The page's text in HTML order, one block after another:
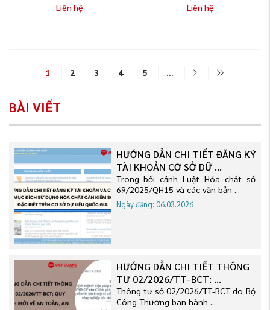
Liên hệ
– Hợp Chất ...
Liên hệ
1 2 3 4 5
BÀI VIẾT
HƯỚNG DẪN CHI TIẾT ĐĂNG KÝ
TÀI KHOẢN CƠ SỞ DỮ ...
Trong bối cảnh Luật Hóa chất số
69/2025/QH15 và các văn bản ...
Ngày đăng: 06.03.2026
HƯỚNG DẪN CHI TIẾT THÔNG
TƯ 02/2026/TT-BCT: ...
Thông tư số 02/2026/TT-BCT do Bộ
Công Thương ban hành ...